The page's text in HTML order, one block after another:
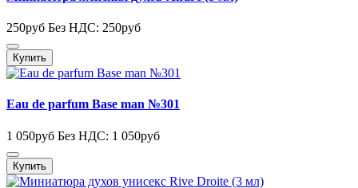
250руб Без НДС: 250руб
Купить
Eau de parfum Base man №301
1 050руб Без НДС: 1 050руб
Купить